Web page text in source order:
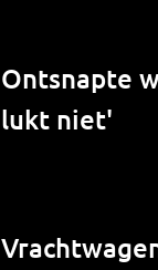
Ontsnapte
lukt niet'